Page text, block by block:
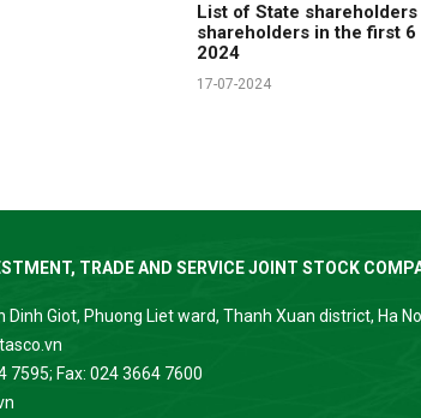
List of State shareholders
shareholders in the first
2024
17-07-2024
TRADE AND SERVICE JOINT STOCK
Dinh Giot, Phuong Liet ward, Thanh Xuan district, Ha
7595; Fax: 024 3664 7600